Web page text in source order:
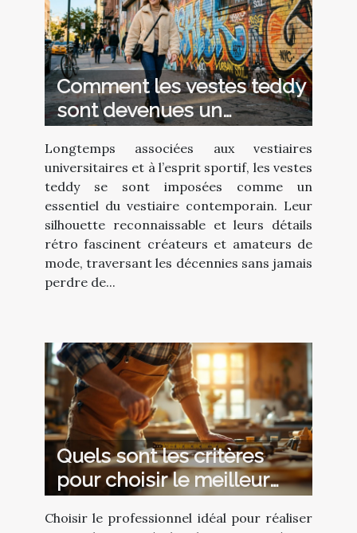
Comment les vestes teddy
sont devenues un
incontournable de la mode
?
Longtemps associées aux vestiaires
universitaires et à l’esprit sportif, les vestes
teddy se sont imposées comme un
essentiel du vestiaire contemporain. Leur
silhouette reconnaissable et leurs détails
rétro fascinent créateurs et amateurs de
mode, traversant les décennies sans jamais
perdre de...
Quels sont les critères
pour choisir le meilleur
professionnel pour votre
escalier en métal et bois ?
Choisir le professionnel idéal pour réaliser